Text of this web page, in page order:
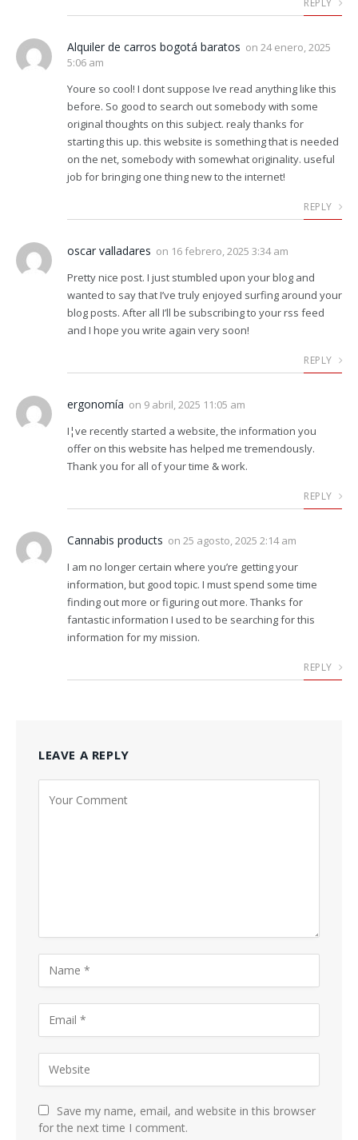
Alquiler de carros bogotá baratos on 24 enero, 2025
5:06 am
Youre so cool! I dont suppose Ive read anything like this
before. So good to search out somebody with some
original thoughts on this subject. realy thanks for
starting this up. this website is something that is needed
on the net, somebody with somewhat originality. useful
job for bringing one thing new to the internet!
REPLY
oscar valladares on 16 febrero, 2025 3:34 am
Pretty nice post. I just stumbled upon your blog and
wanted to say that I’ve truly enjoyed surfing around your
blog posts. After all I’ll be subscribing to your rss feed
and I hope you write again very soon!
REPLY
ergonomía on 9 abril, 2025 11:05 am
I¦ve recently started a website, the information you
offer on this website has helped me tremendously.
Thank you for all of your time & work.
REPLY
Cannabis products on 25 agosto, 2025 2:14 am
I am no longer certain where you’re getting your
information, but good topic. I must spend some time
finding out more or figuring out more. Thanks for
fantastic information I used to be searching for this
information for my mission.
REPLY
LEAVE A REPLY
Save my name, email, and website in this browser
for the next time I comment.